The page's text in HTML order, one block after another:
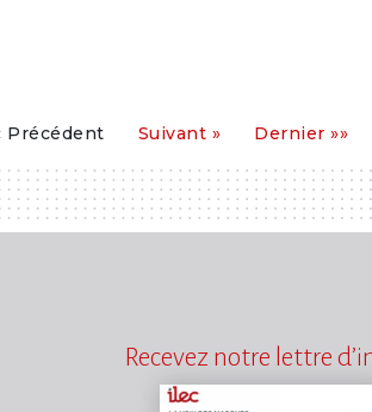
PrécédentPrécédent
Suivant
Suivant » Dernier
Dernier »»
Recevez notre lettre